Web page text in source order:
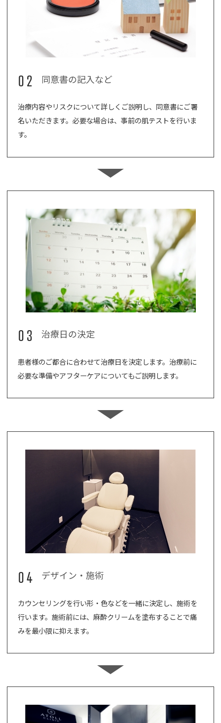
02 同意書の記入など
治療内容やリスクについて詳しくご説明し、同意書にご署
名いただきます。必要な場合は、事前の肌テストを行いま
す。
03 治療日の決定
患者様のご都合に合わせて治療日を決定します。治療前に
必要な準備やアフターケアについてもご説明します。
04 デザイン・施術
カウンセリングを行い形・色などを一緒に決定し、施術を
行います。施術前には、麻酔クリームを塗布することで痛
みを最小限に抑えます。